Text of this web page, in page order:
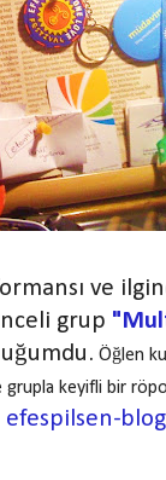
ve
grup
Öğlen
grupla keyifli bir
efespilsen-